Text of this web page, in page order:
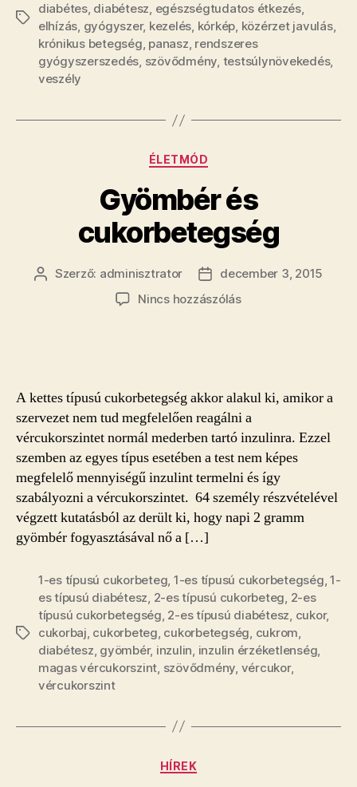
Címkék
diabétes, diabétesz, egészségtudatos étkezés,
elhízás, gyógyszer, kezelés, kórkép, közérzet javulás,
krónikus betegség, panasz, rendszeres
gyógyszerszedés, szövődmény, testsúlynövekedés,
veszély
Kategóriák
ÉLETMÓD
Gyömbér és
cukorbetegség
Bejegyzés
Szerző: adminisztrator
Bejegyzés
dátuma
december 3, 2015
Nincs hozzászólása(z)
A kettes típusú cukorbetegség akkor alakul ki, amikor a
szervezet nem tud megfelelően reagálni a
vércukorszintet normál mederben tartó inzulinra. Ezzel
szemben az egyes típus esetében a test nem képes
megfelelő mennyiségű inzulint termelni és így
szabályozni a vércukorszintet. 64 személy részvételével
végzett kutatásból az derült ki, hogy napi 2 gramm
gyömbér fogyasztásával nő a […]
Címkék
1-es típusú cukorbeteg 1-es típusú cukorbetegség ,1-
es típusú diabétesz 2-es típusú cukorbeteg 2-es
típusú cukorbetegség 2-es típusú diabétesz cukor,
cukorbaj cukorbeteg cukorbetegség cukrom
diabétesz gyömbér, inzulin inzulin érzéketlenség
magas vércukorszint szövődmény vércukor,
vércukorszint
Kategóriák
HÍREK